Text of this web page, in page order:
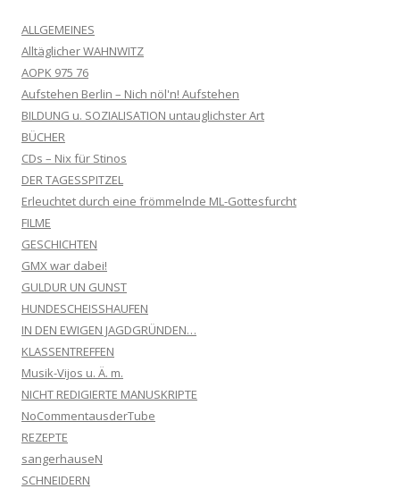
ALLGEMEINES
Alltäglicher WAHNWITZ
AOPK 975 76
Aufstehen Berlin – Nich nöl'n! Aufstehen
BILDUNG u. SOZIALISATION untauglichster Art
BÜCHER
CDs – Nix für Stinos
DER TAGESSPITZEL
Erleuchtet durch eine frömmelnde ML-Gottesfurcht
FILME
GESCHICHTEN
GMX war dabei!
GULDUR UN GUNST
HUNDESCHEISSHAUFEN
IN DEN EWIGEN JAGDGRÜNDEN…
KLASSENTREFFEN
Musik-Vijos u. Ä. m.
NICHT REDIGIERTE MANUSKRIPTE
NoCommentausderTube
REZEPTE
sangerhauseN
SCHNEIDERN